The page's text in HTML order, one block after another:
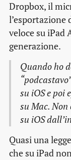
Dropbox, il
l’esportazione
veloce su iPad
generazione.
Quando ho
su iOS e poi
su Mac.
su iOS
Quasi una
che su iPad